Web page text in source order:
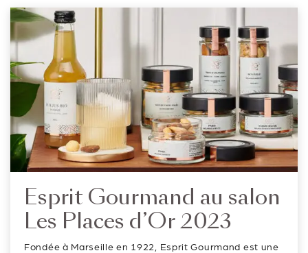
neutres crème ou des bleus et no...
Esprit Gourmand au salon
Les Places d’Or 2023
Fondée à Marseille en 1922, Esprit Gourmand est une